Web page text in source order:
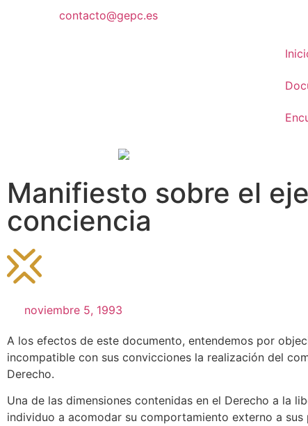
contacto@gepc.es
Manifiesto sobre el
conciencia
noviembre 5, 1993
A los efectos de este documento, entendemos por
incompatible con sus convicciones la realización del
Derecho.
Una de las dimensiones contenidas en el Derecho a la
individuo a acomodar su comportamiento externo a